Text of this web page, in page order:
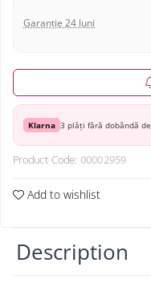
Garanție 24 luni
Klarna 3 plăți fără dobândă de
Product Code: 00002959
Add to wishlist
Description